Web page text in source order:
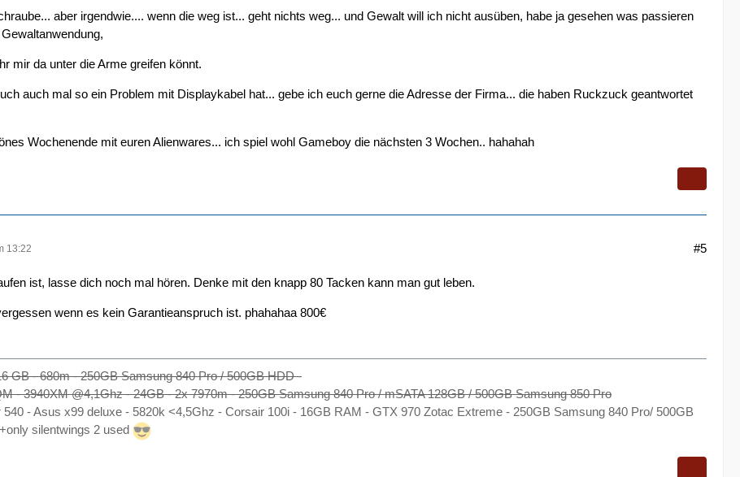
aber irgendwie.... wenn die weg ist... geht nichts weg... und Gewalt will ich nicht ausüben, habe ja gesehen was passieren
mir da unter die Arme greifen könnt.
auch mal so ein Problem mit Displaykabel hat... gebe ich euch gerne die Adresse der Firma... die haben Ruckzuck geantwortet
Wochenende mit euren Alienwares... ich spiel wohl Gameboy die nächsten 3 Wochen.. hahahah
13:22 #5
ist, lasse dich noch mal hören. Denke mit den knapp 80 Tacken kann man gut leben.
wenn es kein Garantieanspruch ist. phahahaa 800€
GB - 680m - 250GB Samsung 840 Pro / 500GB HDD -
- 3940XM @4,1Ghz - 24GB - 2x 7970m - 250GB Samsung 840 Pro / mSATA 128GB / 500GB Samsung 850 Pro
540 - Asus x99 deluxe - 5820k <4,5Ghz - Corsair 100i - 16GB RAM - GTX 970 Zotac Extreme - 250GB Samsung 840 Pro/ 500GB
silentwings 2 used